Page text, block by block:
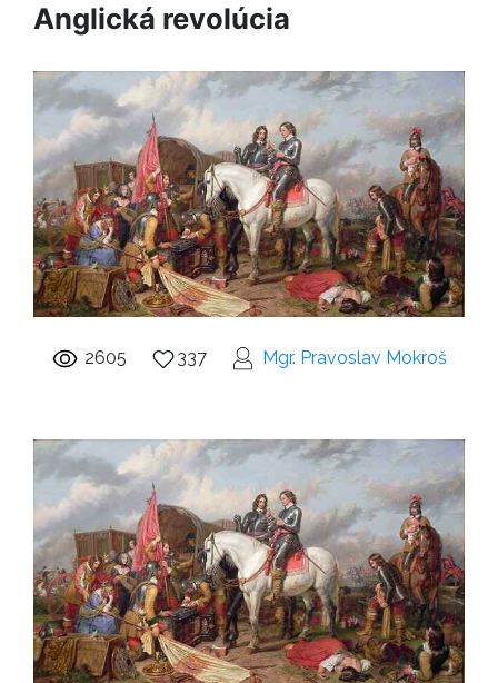
Anglická revolúcia
2605 337 Mgr. Pravoslav Mokroš